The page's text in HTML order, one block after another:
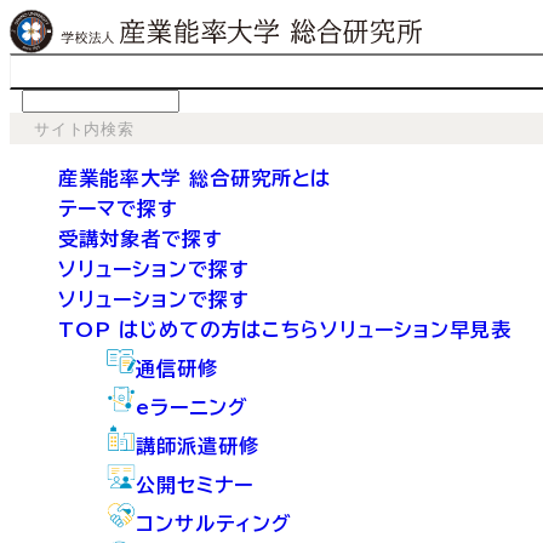
産業能率大学 総合研究所とは
テーマで探す
受講対象者で探す
ソリューションで探す
ソリューションで探す
TOP はじめての方はこちらソリューション早見表
通信研修
eラーニング
講師派遣研修
公開セミナー
コンサルティング